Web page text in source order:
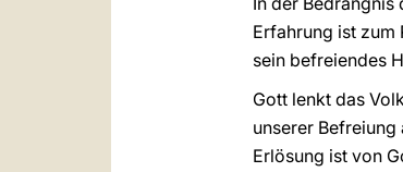
Erfahrung ist zum
sein befreiendes
Gott lenkt das
unserer
Erlösung ist von